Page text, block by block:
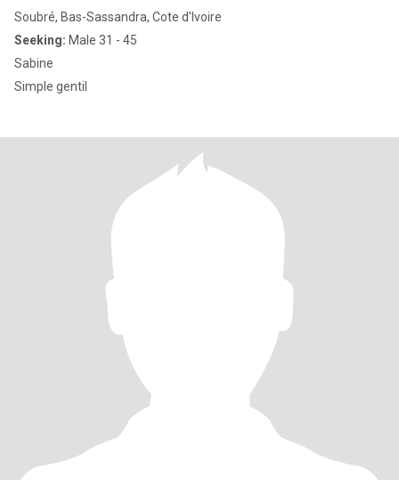
Soubré, Bas-Sassandra, Cote d'Ivoire
Seeking: Male 31 - 45
Sabine
Simple gentil